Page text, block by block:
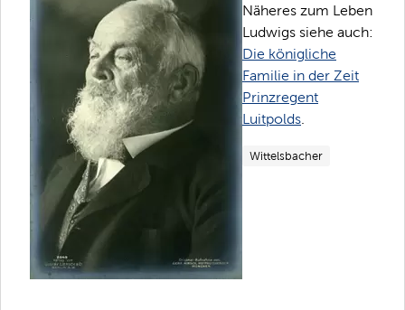
Näheres zum Leben
Ludwigs siehe auch:
Die königliche
Familie in der Zeit
Prinzregent
Luitpolds
Wittelsbacher